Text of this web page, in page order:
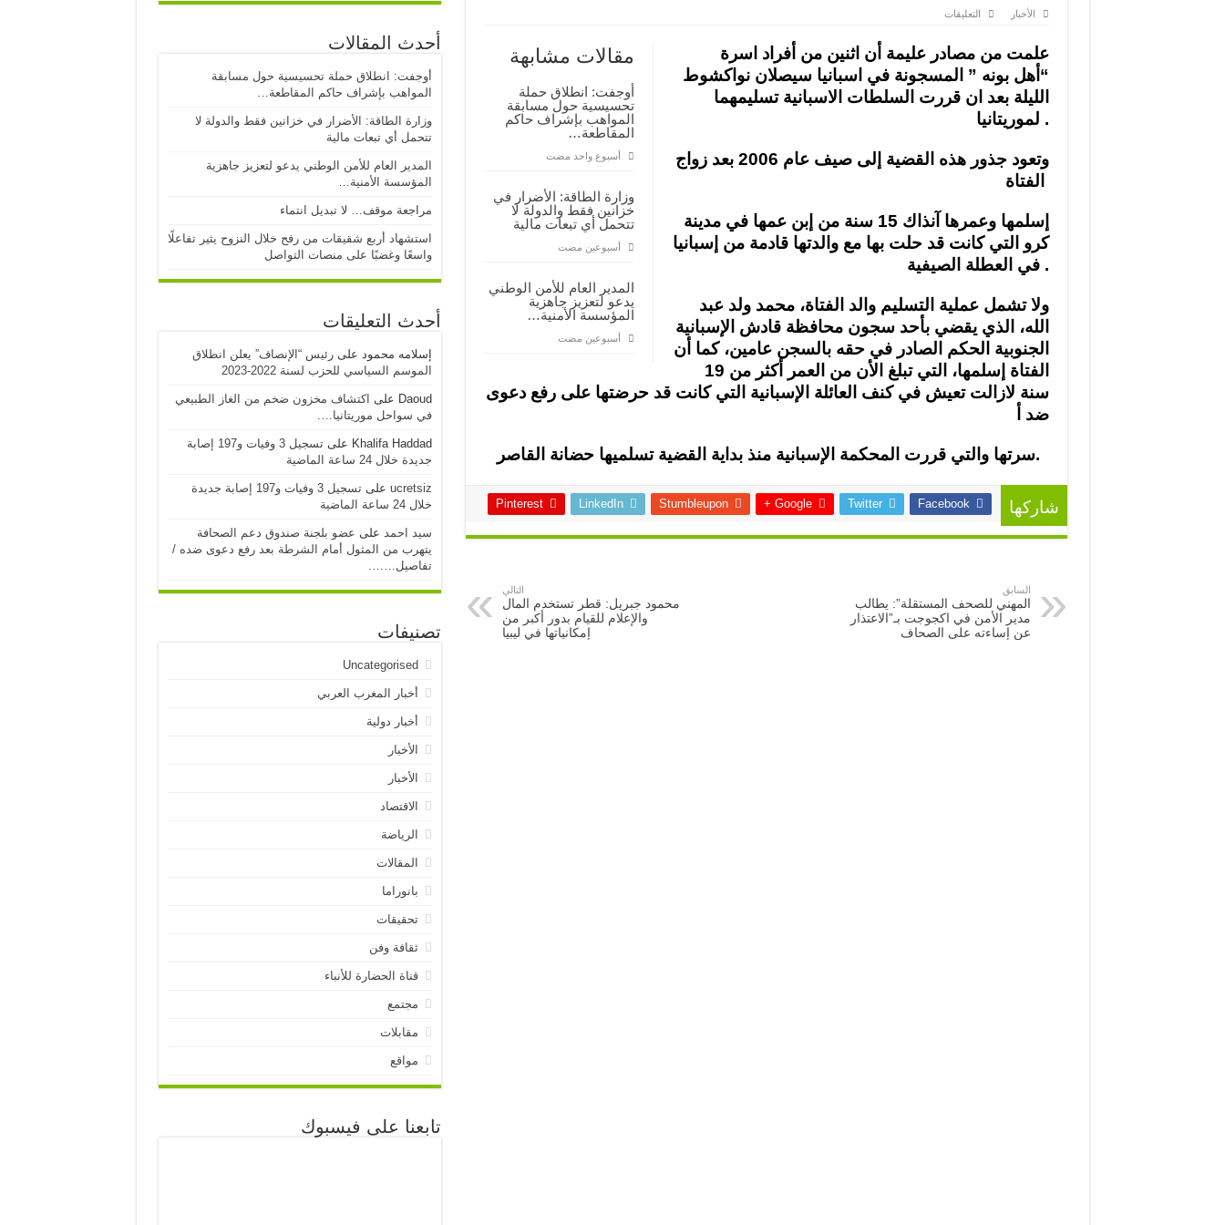
الأخبار التعليقات
المسجونة
في
اسبانيا
في
طريقها
الي
مقالات مشابهة
أوجفت: انطلاق حملة
تحسيسية حول مسابقة
المواهب بإشراف حاكم
المقاطعة…
‏أسبوع واحد مضت
وزارة الطاقة: الأضرار في
خزانين فقط والدولة لا
تتحمل أي تبعات مالية
‏أسبوعين مضت
المدير العام للأمن الوطني
يدعو لتعزيز جاهزية
المؤسسة الأمنية…
‏أسبوعين مضت
علمت من مصادر عليمة أن اثنين من أفراد اسرة
“أهل بونه ” المسجونة في اسبانيا سيصلان نواكشوط
الليلة بعد ان قررت السلطات الاسبانية تسليمهما
لموريتانيا .
وتعود جذور هذه القضية إلى صيف عام 2006 بعد زواج
إسلمها وعمرها آنذاك 15 سنة من إبن عمها في مدينة
كرو التي كانت قد حلت بها مع والدتها قادمة من إسبانيا
في العطلة الصيفية.
ولا تشمل عملية التسليم والد الفتاة، محمد ولد عبد
الله، الذي يقضي بأحد سجون محافظة قادش الإسبانية
الجنوبية الحكم الصادر في حقه بالسجن عامين، كما أن
الفتاة إسلمها، التي تبلغ الأن من العمر أكثر من 19
سنة لازالت تعيش في كنف العائلة الإسبانية التي كانت قد حرضتها على رفع دعوى
ضد أ
سرتها والتي قررت المحكمة الإسبانية منذ بداية القضية تسلميها حضانة القاصر.
شاركها Facebook
Twitter
Google +
Stumbleupon
LinkedIn
Pinterest
السابق
المهني للصحف المستقلة”: يطالب
مدير الأمن في اكجوجت بـ”الاعتذار
عن إساءته على الصحاف
التالي
محمود جبريل: قطر تستخدم المال
والإعلام للقيام بدور أكبر من
إمكانياتها في ليبيا
أحدث المقالات
أوجفت: انطلاق حملة تحسيسية حول مسابقة
المواهب بإشراف حاكم المقاطعة…
وزارة الطاقة: الأضرار في خزانين فقط والدولة لا
تتحمل أي تبعات مالية
المدير العام للأمن الوطني يدعو لتعزيز جاهزية
المؤسسة الأمنية…
مراجعة موقف… لا تبديل انتماء
استشهاد أربع شقيقات من رفح خلال النزوح يثير تفاعلًا
واسعًا وغضبًا على منصات التواصل
أحدث التعليقات
إسلامه محمود علىرئيس “الإنصاف” يعلن انطلاق
الموسم السياسي للحزب لسنة 2022-2023
Daoud على اكتشاف مخزون ضخم من الغاز الطبيعي
في سواحل موريتانيا….
Khalifa Haddad على
تسجيل 3 وفيات و197 إصابة
جديدة خلال 24 ساعة الماضية
ucretsiz على
تسجيل 3 وفيات و197 إصابة جديدة
خلال 24 ساعة الماضية
سيد احمد على عضو بلجنة صندوق دعم الصحافة
يتهرب من المثول أمام الشرطة بعد رفع دعوى ضده /
تفاصيل…….
تصنيفات
Uncategorised
أخبار المغرب العربي
أخبار دولية
الأخبار
الأخبار
الاقتصاد
الرياضة
المقالات
بانوراما
تحقيقات
ثقافة وفن
قناة الحضارة للأنباء
مجتمع
مقابلات
مواقع
تابعنا على فيسبوك